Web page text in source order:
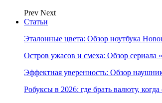
Prev Next
Статьи
Эталонные цвета: Обзор ноутбука
Остров ужасов и смеха: Обзор сериала
Эффектная уверенность: Обзор
Робуксы в 2026: где брать валюту,